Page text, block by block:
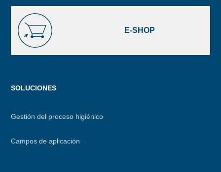
E-SHOP
SHOP
Menu
SOLUCIONES
Gestión del proceso higiénico
Campos de aplicación